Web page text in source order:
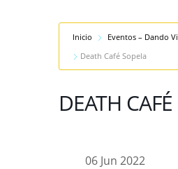
Inicio
Eventos – Dando
Death Café Sopela
DEATH
06 Jun 2022